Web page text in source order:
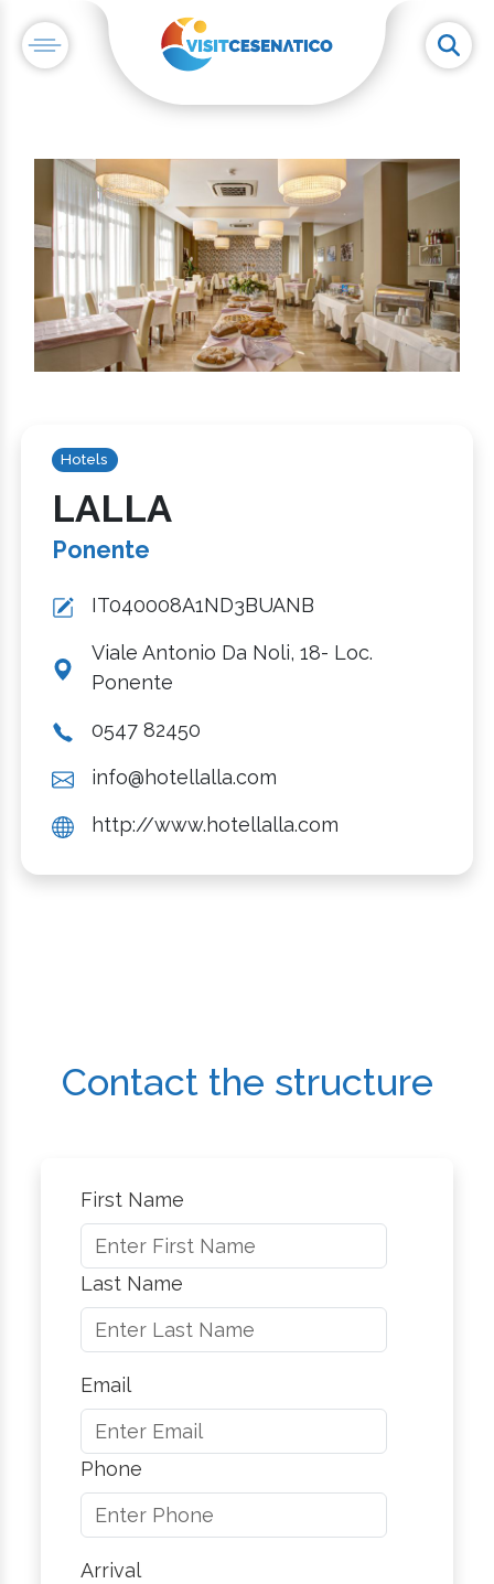
Hotels
LALLA
Ponente
IT040008A1ND3BUANB
Viale Antonio Da Noli, 18- Loc.
Ponente
0547 82450
info@hotellalla.com
http://www.hotellalla.com
Contact the structure
First Name
Last Name
Email
Phone
Arrival